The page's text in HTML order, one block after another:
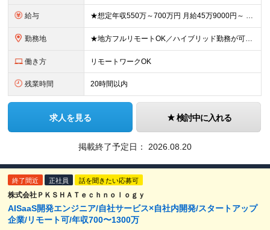
給与 ★想定年収550万～700万円 月給45万9000円～ ※上記には固定残業代：11万9480円(固定残業時間45時間/月)を含みます ※超過分は別途支給します ※試用期間3ヵ月あり。期間中の給与・待
勤務地 ★地方フルリモートOK／ハイブリッド勤務が可能！ ★完全自社内勤務／客先常駐一切なし ◆東京都渋谷区南平台町16-28 Daiwa渋谷スクエア 3階 ※(変更の範囲)上記を除く当社関連勤務地
働き方 リモートワークOK
残業時間 20時間以内
求人を見る 検討中に入れる
掲載終了予定日： 2026.08.20
終了間近 正社員 話を聞きたい応募可
株式会社ＰＫＳＨＡＴｅｃｈｎｏｌｏｇｙ
AISaaS開発エンジニア/自社サービス×自社内開発/スタートアップ
企業/リモート可/年収700〜1300万